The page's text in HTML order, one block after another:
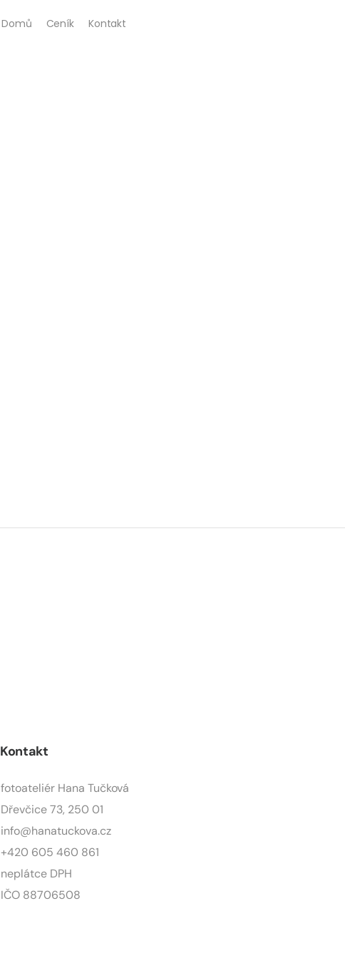
Domů Ceník Kontakt
Kontakt
fotoateliér Hana Tučková
Dřevčice 73, 250 01
info@hanatuckova.cz
+420 605 460 861
neplátce DPH
IČO 88706508